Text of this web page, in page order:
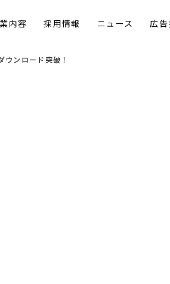
内容 採用情報 ニュース 広
ンロード突破！